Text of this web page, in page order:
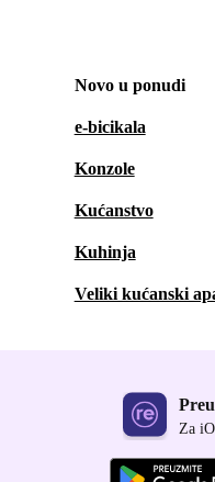
Novo u ponudi
e-bicikala
Konzole
Kućanstvo
Kuhinja
Veliki kućanski
Za